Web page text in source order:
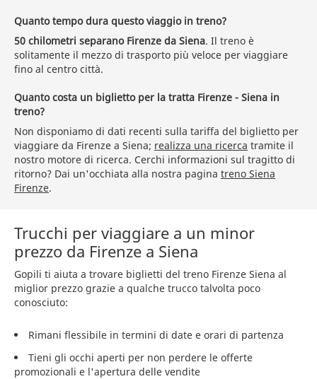
Quanto tempo dura questo viaggio in treno?
50 chilometri separano Firenze da Siena. Il treno è
solitamente il mezzo di trasporto più veloce per viaggiare
fino al centro città.
Quanto costa un biglietto per la tratta Firenze - Siena in
treno?
Non disponiamo di dati recenti sulla tariffa del biglietto per
viaggiare da Firenze a Siena; realizza una ricerca tramite il
nostro motore di ricerca. Cerchi informazioni sul tragitto di
ritorno? Dai un'occhiata alla nostra pagina treno Siena
Firenze.
Trucchi per viaggiare a un minor
prezzo da Firenze a Siena
Gopili ti aiuta a trovare biglietti del treno Firenze Siena al
miglior prezzo grazie a qualche trucco talvolta poco
conosciuto:
Rimani flessibile in termini di date e orari di partenza
Tieni gli occhi aperti per non perdere le offerte
promozionali e l'apertura delle vendite